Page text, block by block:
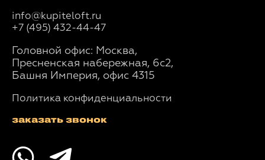
info@kupiteloft.ru
+7 (495) 432-44-47
Головной офис: Москва,
Пресненская набережная, 6с2,
Башня Империя, офис 4315
Политика конфиденциальности
заказать звонок